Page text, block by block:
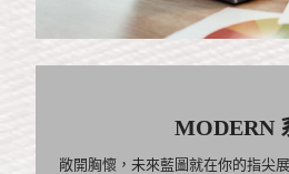
MODERN
敞開胸懷，未來藍圖就在你的指尖